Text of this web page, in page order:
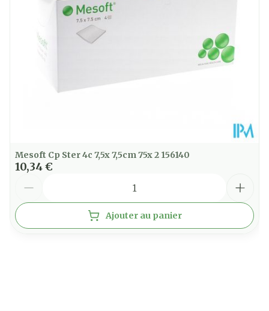
Mesoft Cp Ster 4c 7,5x 7,5cm 75x 2 156140
10,34 €
Ajouter au panier